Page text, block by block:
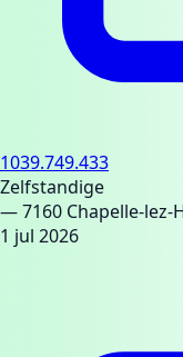
1039.749.433
Zelfstandige
— 7160 Chapelle-lez-
1 jul 2026